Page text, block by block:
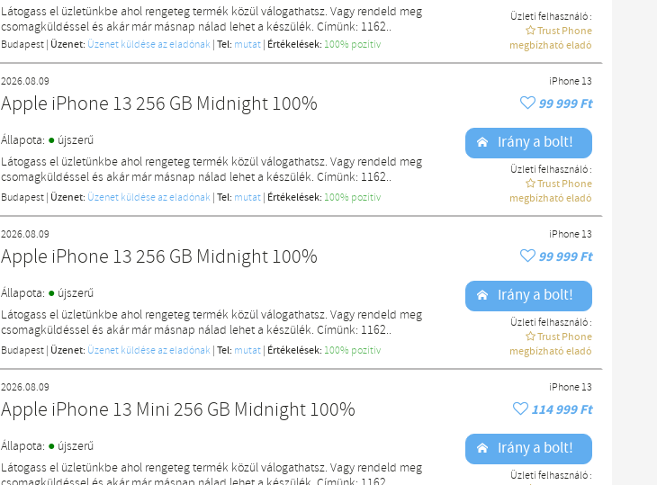
Látogass el üzletünkbe ahol rengeteg termék közül válogathatsz. Vagy rendeld meg
csomagküldéssel és akár már másnap nálad lehet a készülék. Címünk: 1162..
Budapest Üzenet: Üzenet küldése az eladónak Tel: mutat Értékelések: 100% pozítiv
Üzleti felhasználó :
Trust Phone
megbízható eladó
2026.08.09
Apple iPhone 13 256 GB Midnight 100%
Állapota: ● újszerű
Látogass el üzletünkbe ahol rengeteg termék közül válogathatsz. Vagy rendeld meg
csomagküldéssel és akár már másnap nálad lehet a készülék. Címünk: 1162..
Budapest Üzenet: Üzenet küldése az eladónak Tel: mutat Értékelések: 100% pozítiv
iPhone 13
99 999 Ft
Irány a bolt!
Üzleti felhasználó :
Trust Phone
megbízható eladó
2026.08.09
Apple iPhone 13 256 GB Midnight 100%
Állapota: ● újszerű
Látogass el üzletünkbe ahol rengeteg termék közül válogathatsz. Vagy rendeld meg
csomagküldéssel és akár már másnap nálad lehet a készülék. Címünk: 1162..
Budapest Üzenet: Üzenet küldése az eladónak Tel: mutat Értékelések: 100% pozítiv
iPhone 13
99 999 Ft
Irány a bolt!
Üzleti felhasználó :
Trust Phone
megbízható eladó
2026.08.09
Apple iPhone 13 Mini 256 GB Midnight 100%
Állapota: ● újszerű
Látogass el üzletünkbe ahol rengeteg termék közül válogathatsz. Vagy rendeld meg
iPhone 13
114 999 Ft
Irány a bolt!
Üzleti felhasználó :